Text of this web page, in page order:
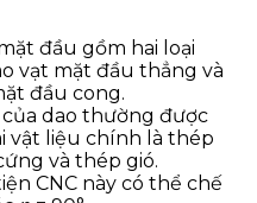
đầu gồm hai loại
vạt mặt đầu thẳng và
đầu cong.
dao thường được
vật liệu chính là thép
và thép gió.
CNC này có thể chế